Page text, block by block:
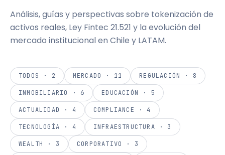
Análisis, guías y perspectivas sobre tokenización de
activos reales, Ley Fintec 21.521 y la evolución del
mercado institucional en Chile y LATAM.
TODOS · 2 MERCADO · 11 REGULACIÓN · 8
INMOBILIARIO · 6 EDUCACIÓN · 5
ACTUALIDAD · 4 COMPLIANCE · 4
TECNOLOGÍA · 4 INFRAESTRUCTURA · 3
WEALTH · 3 CORPORATIVO · 3